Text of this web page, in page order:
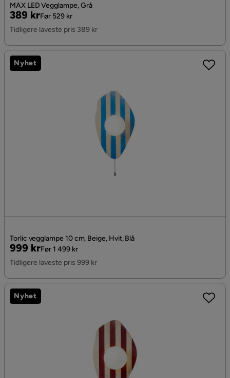
MAX LED Vegglampe, Grå
Pris
389 kr
Original
Pris
Før 529 kr
Tidligere laveste pris 389 kr
Torlic vegglampe 10 cm, Beige, Hvit, Blå
Pris
999 kr
Original
Pris
Før 1 499 kr
Tidligere laveste pris 999 kr
Nyhet
Nyhet